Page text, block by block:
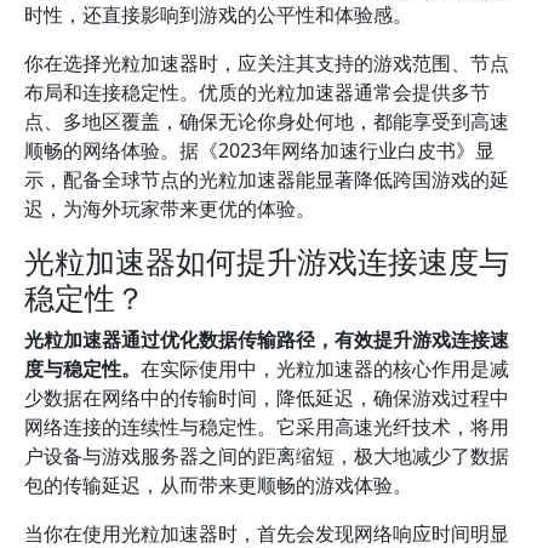
时性，还直接影响到游戏的公平性和体验感。
你在选择光粒加速器时，应关注其支持的游戏范围、节点
布局和连接稳定性。优质的光粒加速器通常会提供多节
点、多地区覆盖，确保无论你身处何地，都能享受到高速
顺畅的网络体验。据《2023年网络加速行业白皮书》显
示，配备全球节点的光粒加速器能显著降低跨国游戏的延
迟，为海外玩家带来更优的体验。
光粒加速器如何提升游戏连接速度与
稳定性？
光粒加速器通过优化数据传输路径，有效提升游戏连接速
度与稳定性。 在实际使用中，光粒加速器的核心作用是减
少数据在网络中的传输时间，降低延迟，确保游戏过程中
网络连接的连续性与稳定性。它采用高速光纤技术，将用
户设备与游戏服务器之间的距离缩短，极大地减少了数据
包的传输延迟，从而带来更顺畅的游戏体验。
当你在使用光粒加速器时，首先会发现网络响应时间明显